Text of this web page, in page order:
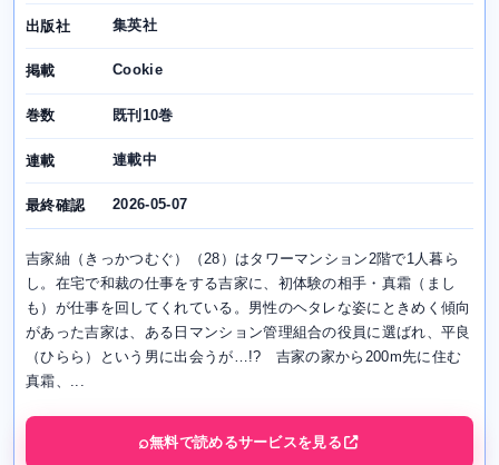
出版社 集英社
掲載 Cookie
巻数 既刊10巻
連載 連載中
最終確認 2026-05-07
吉家紬（きっかつむぐ）（28）はタワーマンション2階で1人暮ら
し。在宅で和裁の仕事をする吉家に、初体験の相手・真霜（まし
も）が仕事を回してくれている。男性のヘタレな姿にときめく傾向
があった吉家は、ある日マンション管理組合の役員に選ばれ、平良
（ひらら）という男に出会うが…!? 吉家の家から200m先に住む
真霜、...
無料で読めるサービスを見る